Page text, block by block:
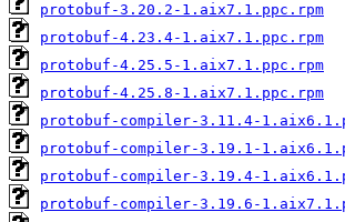
protobuf-3.20.2-1.aix7.1.ppc.rpm
protobuf-4.23.4-1.aix7.1.ppc.rpm
protobuf-4.25.5-1.aix7.1.ppc.rpm
protobuf-4.25.8-1.aix7.1.ppc.rpm
protobuf-compiler-3.11.4-
protobuf-compiler-3.19.1-
protobuf-compiler-3.19.4-
protobuf-compiler-3.19.6-